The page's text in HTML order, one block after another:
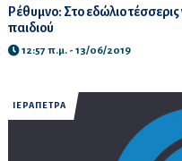
Ρέθυμνο: Στο εδώλιο
παιδιού
12:57 π.μ. - 13/06/2019
ΙΕΡΑΠΕΤΡΑ